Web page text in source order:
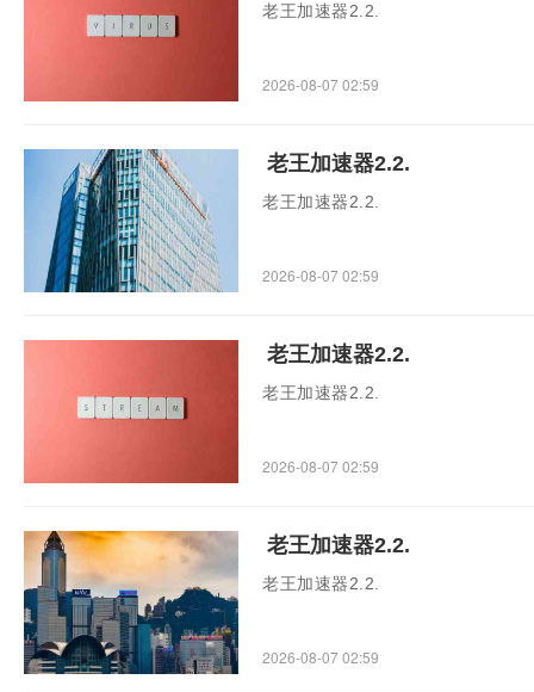
老王加速器2.2.
2026-08-07 02:59
老王加速器2.2.
老王加速器2.2.
2026-08-07 02:59
老王加速器2.2.
老王加速器2.2.
2026-08-07 02:59
老王加速器2.2.
老王加速器2.2.
2026-08-07 02:59